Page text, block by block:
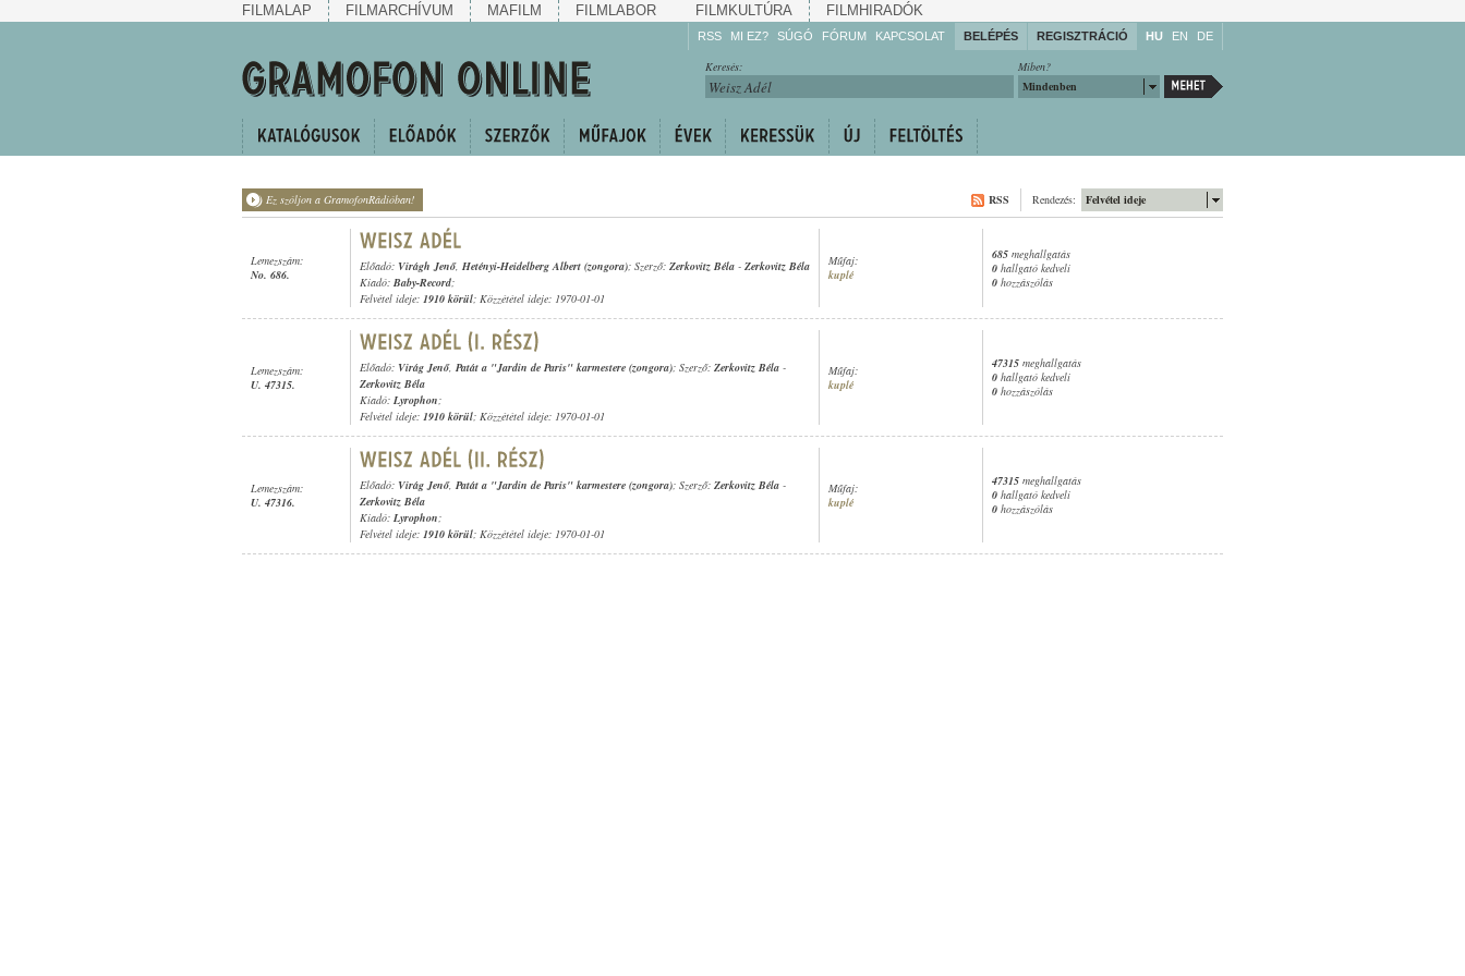
FILMALAP FILMARCHÍVUM MAFILM FILMLABOR FILMKULTÚRA FILMHIRADÓK
RSS MI EZ? SÚGÓ
Gyarapítsa!
FÓRUM KAPCSOLAT BELÉPÉS REGISZTRÁCIÓ HU EN DE
Miben?
Mindenben
Keresés:
Ez szóljon a GramofonRádióban! Felvétel ideje
Rendezés:
RSS
Lemezszám:
No. 686.
Előadó: Virágh Jenő, Hetényi-Heidelberg Albert (zongora); Szerző: Zerkovitz Béla - Zerkovitz Béla
Kiadó: Baby-Record;
Felvétel ideje: 1910 körül; Közzététel ideje: 1970-01-01
Műfaj:
kuplé
685 meghallgatás
0 hallgató kedveli
0 hozzászólás
Lemezszám:
U. 47315.
Előadó: Virág Jenő, Patát a "Jardin de Paris" karmestere (zongora); Szerző: Zerkovitz Béla -
Zerkovitz Béla
Kiadó: Lyrophon;
Felvétel ideje: 1910 körül; Közzététel ideje: 1970-01-01
Műfaj:
kuplé
47315 meghallgatás
0 hallgató kedveli
0 hozzászólás
Lemezszám:
U. 47316.
Előadó: Virág Jenő, Patát a "Jardin de Paris" karmestere (zongora); Szerző: Zerkovitz Béla -
Zerkovitz Béla
Kiadó: Lyrophon;
Felvétel ideje: 1910 körül; Közzététel ideje: 1970-01-01
Műfaj:
kuplé
47315 meghallgatás
0 hallgató kedveli
0 hozzászólás